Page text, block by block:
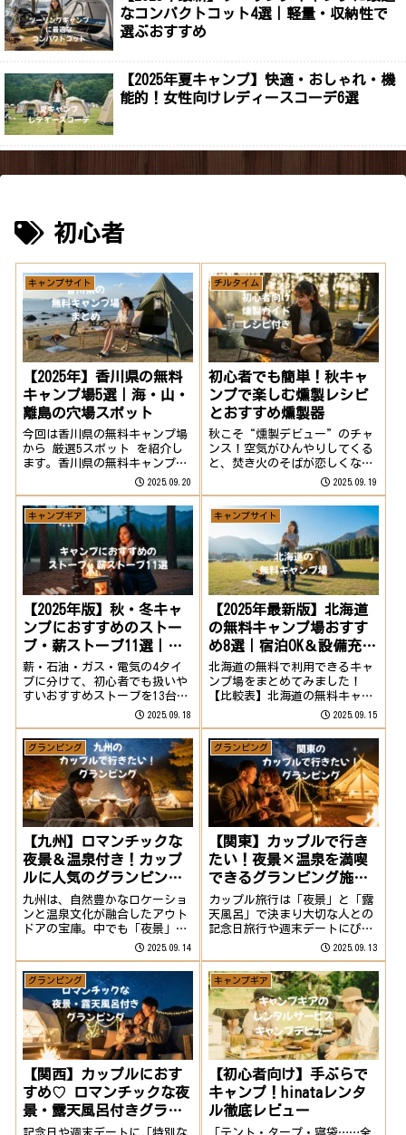
なコンパクトコット4選｜軽量・収納性で
選ぶおすすめ
【2025年夏キャンプ】快適・おしゃれ・機
能的！女性向けレディースコーデ6選
初心者
キャンプサイト
【2025年】香川県の無料
キャンプ場5選｜海・山・
離島の穴場スポット
今回は香川県の無料キャンプ場
から 厳選5スポット を紹介し
ます。香川県の無料キャンプ場
一覧（比較表）名称所在地宿
泊/予約設備・特徴注意点田の
浦野営場東かがわ市宿泊可・予
約不要芝生フリーサイト、トイ
レ、冷水シャワー、水道直火禁
止・ゴミ持ち帰り...
2025.09.20
チルタイム
初心者でも簡単！秋キャ
ンプで楽しむ燻製レシピ
とおすすめ燻製器
秋こそ“燻製デビュー”のチャ
ンス！空気がひんやりしてくる
と、焚き火のそばが恋しくなる
季節。そんな秋こそ、キャンプ
で楽しむ“燻製デビュー”にぴ
ったり。秋と言えば焼き芋！焚
火で上手に焼きたい人はコチラ
を参考に！秋に燻製が映える理
由涼しい気温：気...
2025.09.19
キャンプギア
【2025年版】秋・冬キャ
ンプにおすすめのストー
ブ・薪ストーブ11選｜人
気モデルを徹底比較
薪・石油・ガス・電気の4タイ
プに分けて、初心者でも扱いや
すいおすすめストーブを13台ま
とめました。ストーブの始め方
や安全な使い方は秋キャンプ
ストーブ・薪ストーブの始め方
で詳しく解説しているので、あ
わせてチェックしてみてくださ
い。キャンプ用...
2025.09.18
キャンプサイト
【2025年最新版】北海道
の無料キャンプ場おすす
め8選｜宿泊OK＆設備充実
スポットを厳選紹介
北海道の無料で利用できるキャ
ンプ場をまとめてみました！
【比較表】北海道の無料キャン
プ場おすすめ8選名称地域
（町）開設期間料金主な設備予
約みさき台公園キャンプ場初山
別村（日本海）4月下旬〜10月
中旬無料（バンガローは有料）
炊事場・トイレ・温泉...
2025.09.15
グランピング
【九州】ロマンチックな
夜景＆温泉付き！カップ
ルに人気のグランピング
施設5選
九州は、自然豊かなロケーショ
ンと温泉文化が融合したアウト
ドアの宝庫。中でも「夜景」や
「温泉」を楽しめるグランピン
グは、カップル旅行にぴったり
の非日常体験です。今回は、九
州の施設の中から、カップルに
おすすめの5選を厳選してご紹
介します。1. ...
2025.09.14
グランピング
【関東】カップルで行き
たい！夜景×温泉を満喫
できるグランピング施設
まとめ5選
カップル旅行は「夜景」と「露
天風呂」で決まり大切な人との
記念日旅行や週末デートにぴっ
たりなのが、夜景やプライベー
ト露天風呂を楽しめるグランピ
ング。自然に囲まれながら、ホ
テル並みの快適さとアウトドア
の開放感を同時に味わえるのが
魅力。関東エリア...
2025.09.13
グランピング
【関西】カップルにおす
すめ♡ ロマンチックな夜
景・露天風呂付きグラン
ピング
記念日や週末デートに「特別な
キャンプギア
【初心者向け】手ぶらで
キャンプ！hinataレンタ
ル徹底レビュー
「テント・タープ・寝袋……全